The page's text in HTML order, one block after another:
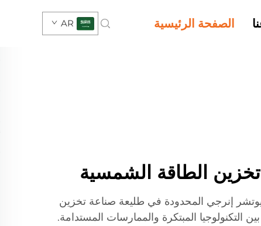
الصفحة الرئيسية AR
الطاقة الشمسية
إنرجي المحدودة في طليعة صناعة تخزين
التكنولوجيا المبتكرة والممارسات المستدامة.